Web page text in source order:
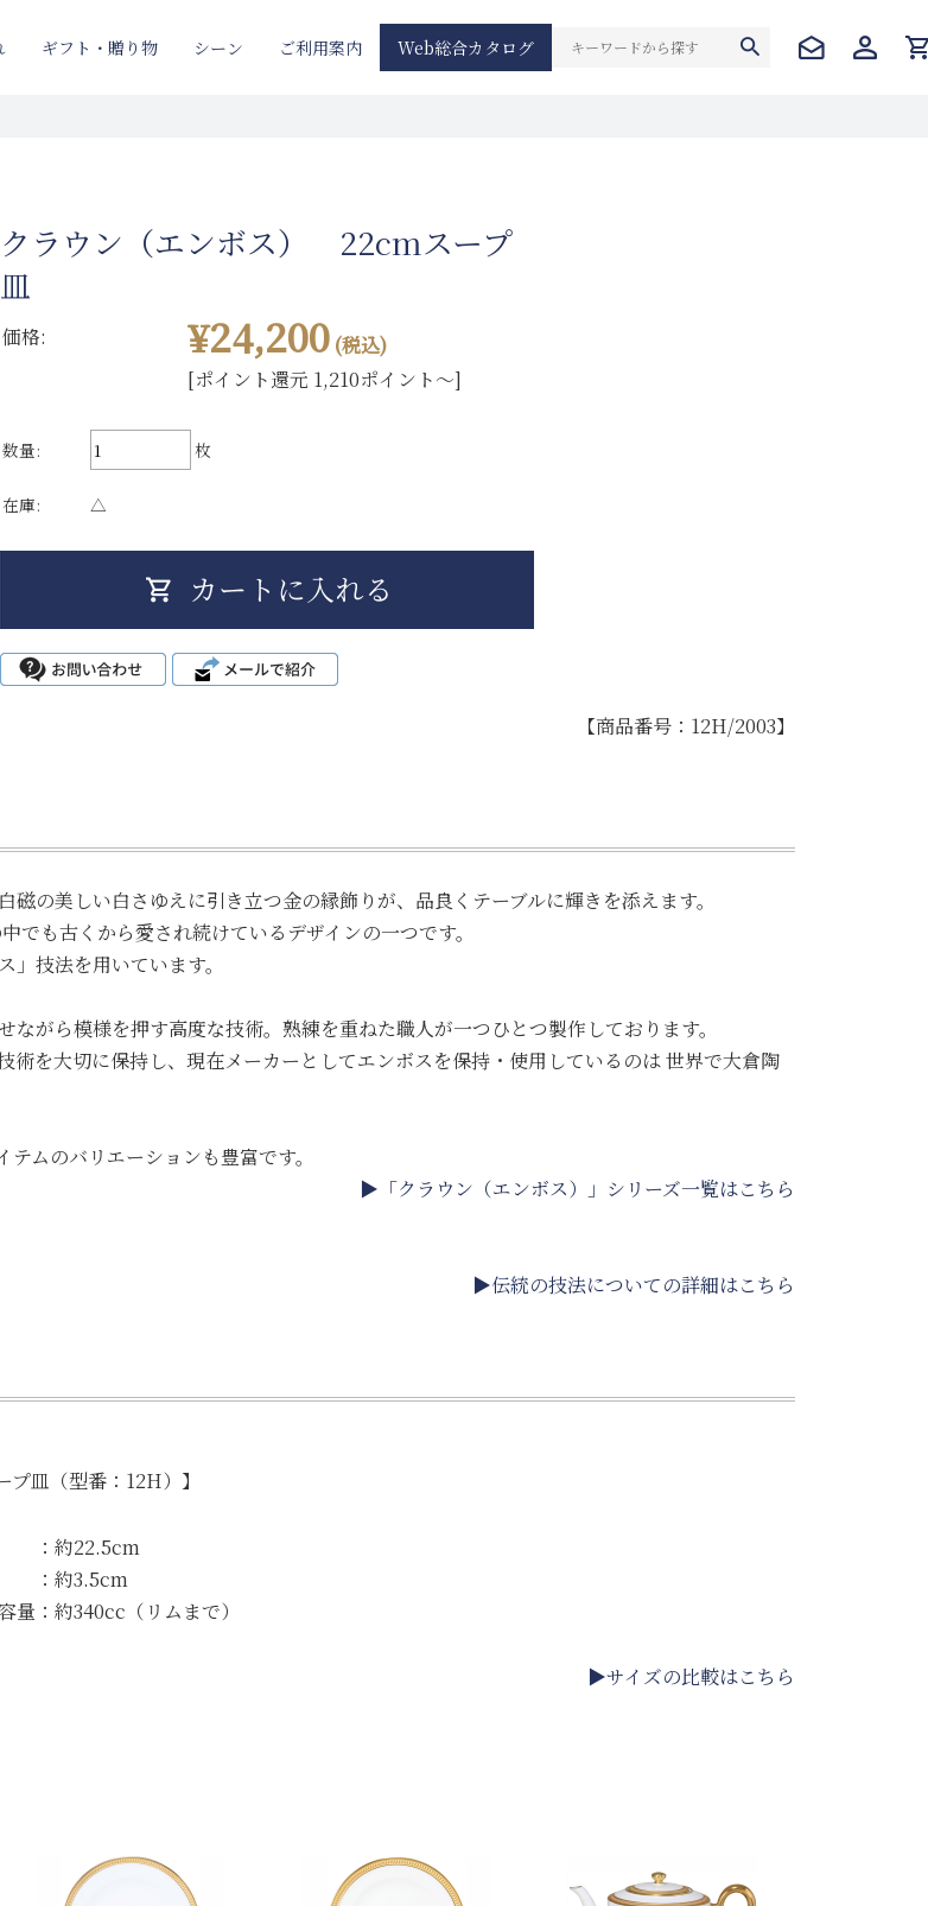
ギフト・贈り物 シーン ご利用案内 Web総合カタログ
クラウン（エンボス） 22cmスープ
皿
価格: ¥24,200 (税込)
[ポイント還元 1,210ポイント～]
数量: 枚
在庫: △
【商品番号：12H/2003】
の美しい白さゆえに引き立つ金の縁飾りが、品良くテーブルに輝きを添えます。
でも古くから愛され続けているデザインの一つです。
技法を用いています。
がら模様を押す高度な技術。熟練を重ねた職人が一つひとつ製作しております。
を大切に保持し、現在メーカーとしてエンボスを保持・使用しているのは 世界で大倉陶
ムのバリエーションも豊富です。
▶「クラウン（エンボス）」シリーズ一覧はこちら
▶伝統の技法についての詳細はこちら
プ皿（型番：12H）】
：約22.5cm
：約3.5cm
量：約340cc（リムまで）
▶サイズの比較はこちら